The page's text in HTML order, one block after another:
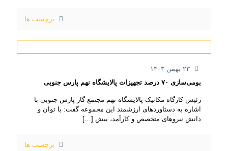
برچسب ها
۲۳ بهمن ۱۴۰۳
بومی‌سازی ۷۰ درصد تجهیزات پالایشگاه نهم پارس جنوبی
رئیس کارگاه مکانیک پالایشگاه نهم مجتمع گاز پارس جنوبی با
اشاره به دستاوردهای ارزشمند این مجموعه گفت: با توان و
دانش نیروهای متخصص و کارآمد، بیش […]
برچسب ها